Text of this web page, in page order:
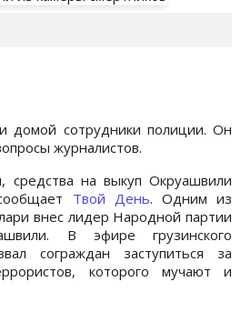
домой сотрудники полиции. Он
журналистов.
на выкуп Окруашвили
Твой День. Одним из
внес лидер Народной партии
В эфире грузинского
сограждан заступиться за
которого мучают и